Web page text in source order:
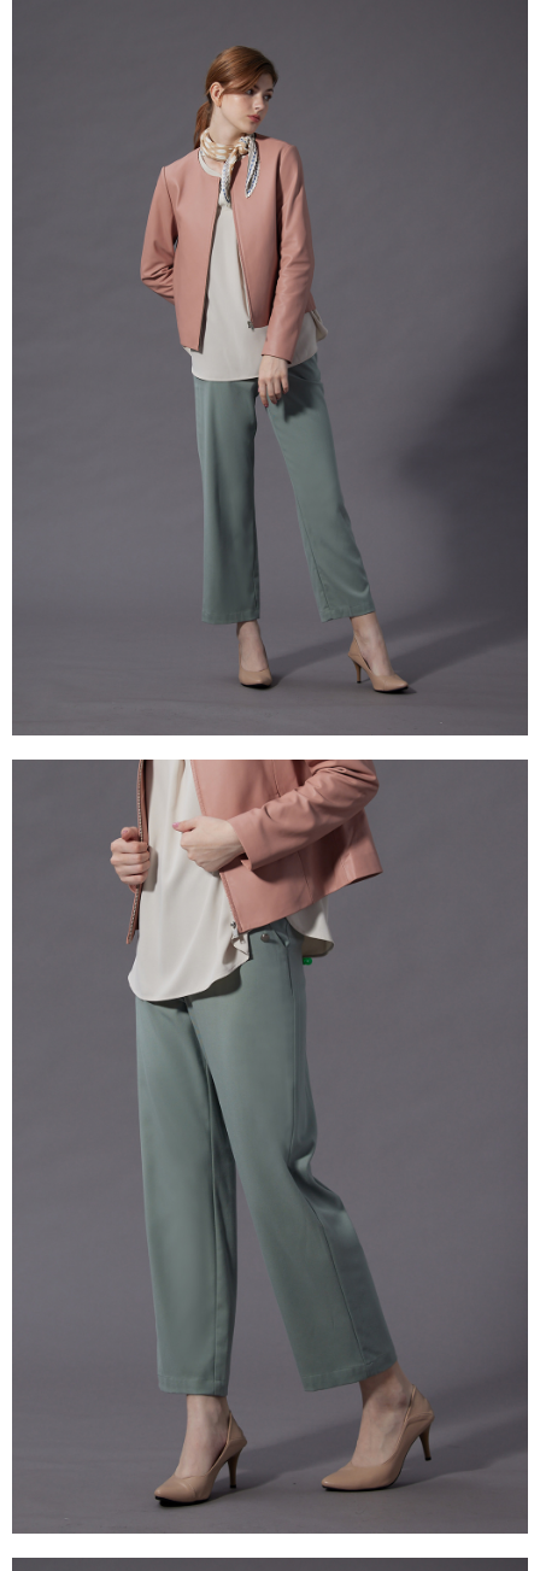
３．收到繳費通知簡訊後14天內，點擊此簡訊中的連結，可透過四大超商／
ATM／網路銀行／等多元方式進行付款，方視為交易完成。
※ 請注意：結帳手續完成當下不需立刻繳費，但若您需要取消訂單，請聯絡
購買商品的店家。未經商家同意取消之訂單仍視為有效，需透過AFTEE先享
※ 交易是否成功請以「AFTEE先享後付 」之結帳頁面顯示為準，若有關於
是否繳費成功／繳費後需取消欲退款等相關疑問，請聯繫「AFTEE先享後付
https://netprotections.freshdesk.com/support/home
１．透過由恩沛科技股份有限公司提供之「AFTEE先享後付」服務完成之交
易，需依本服務之必要範圍內提供個人資料，並將交易相關給付款項請求債
權轉讓予恩沛科技股份有限公司。
２．關於個人資料處理事宜，請瀏覽以下網址：
https://aftee.tw/terms/#terms3
３．未成年的使用者請事先徵得法定代理人或監護人之同意方可使用
「AFTEE先享後付」，若未經同意申辦者引起之損失，本公司不負相關責
４．使用「AFTEE先享後付」時，將依據個別帳號之用戶狀況，依本公司即
時審查核予不同之上限額度；若仍有額度不足之情形，本公司將視審查結果
５．嚴禁一人註冊多個帳號或使用他人資訊註冊。若發現惡意使用之情形，
恩沛科技股份有限公司將有權停止該用戶之使用額度並採取法律行動。
每筆NT$60，滿NT$2,000(含以上)免運費
付款後7-11取貨---滿2000元免運
每筆NT$60，滿NT$2,000(含以上)免運費
宅配-滿2000元免運
每筆NT$120，滿NT$2,000(含以上)免運費